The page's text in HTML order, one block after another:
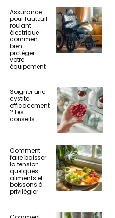
Assurance
pour fauteuil
roulant
électrique :
comment
bien
protéger
votre
équipement
Soigner une
cystite
efficacement
? Les
conseils
Comment
faire baisser
la tension :
quelques
aliments et
boissons à
privilégier